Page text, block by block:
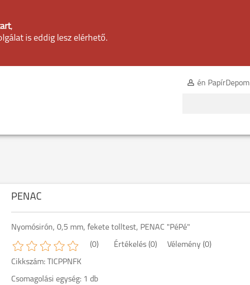
,
is eddig lesz elérhető.
én PapírDepom
PENAC
Nyomósirón, 0,5 mm, fekete tolltest, PENAC "PéPé"
(0) Értékelés (0) Vélemény (0)
Cikkszám: TICPPNFK
Csomagolási egység: 1 db